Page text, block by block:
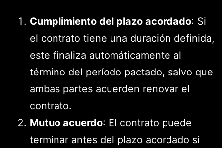
Cumplimiento del plazo acordado: Si
el contrato tiene una duración definida,
este finaliza automáticamente al
término del período pactado, salvo que
ambas partes acuerden renovar el
contrato.
Mutuo acuerdo: El contrato puede
terminar antes del plazo acordado si